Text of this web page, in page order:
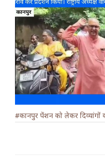
#कानपुर पेंशन को लेकर दिव्यांगों